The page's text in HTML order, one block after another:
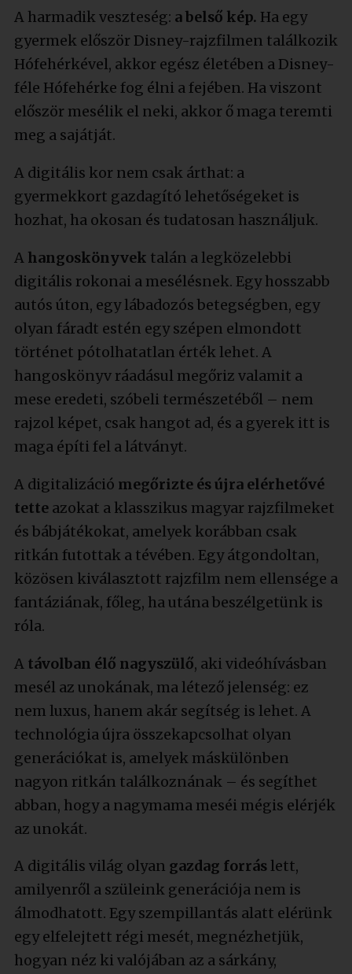
A harmadik veszteség: a belső kép. Ha egy
gyermek először Disney-rajzfilmen találkozik
Hófehérkével, akkor egész életében a Disney-
féle Hófehérke fog élni a fejében. Ha viszont
először mesélik el neki, akkor ő maga teremti
meg a sajátját.
A digitális kor nem csak árthat: a
gyermekkort gazdagító lehetőségeket is
hozhat, ha okosan és tudatosan használjuk.
A hangoskönyvek talán a legközelebbi
digitális rokonai a mesélésnek. Egy hosszabb
autós úton, egy lábadozós betegségben, egy
olyan fáradt estén egy szépen elmondott
történet pótolhatatlan érték lehet. A
hangoskönyv ráadásul megőriz valamit a
mese eredeti, szóbeli természetéből – nem
rajzol képet, csak hangot ad, és a gyerek itt is
maga építi fel a látványt.
A digitalizáció megőrizte és újra elérhetővé
tetteazokat a klasszikus magyar rajzfilmeket
és bábjátékokat, amelyek korábban csak
ritkán futottak a tévében. Egy átgondoltan,
közösen kiválasztott rajzfilm nem ellensége a
fantáziának, főleg, ha utána beszélgetünk is
róla.
A távolban élő nagyszülő, aki videóhívásban
mesél az unokának, ma létező jelenség: ez
nem luxus, hanem akár segítség is lehet. A
technológia újra összekapcsolhat olyan
generációkat is, amelyek máskülönben
nagyon ritkán találkoznának – és segíthet
abban, hogy a nagymama meséi mégis elérjék
az unokát.
A digitális világ olyan gazdag forráslett,
amilyenről a szüleink generációja nem is
álmodhatott. Egy szempillantás alatt elérünk
egy elfelejtett régi mesét, megnézhetjük,
hogyan néz ki valójában az a sárkány,